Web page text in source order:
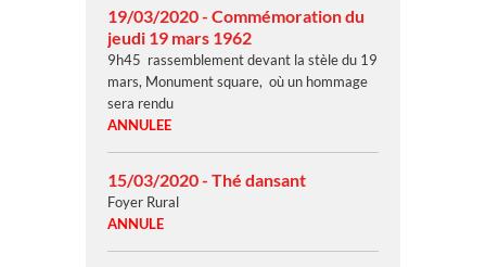
19/03/2020 - Commémoration du
jeudi 19 mars 1962
9h45 rassemblement devant la stèle du 19
mars, Monument square, où un hommage
sera rendu
ANNULEE
15/03/2020 - Thé dansant
Foyer Rural
ANNULE